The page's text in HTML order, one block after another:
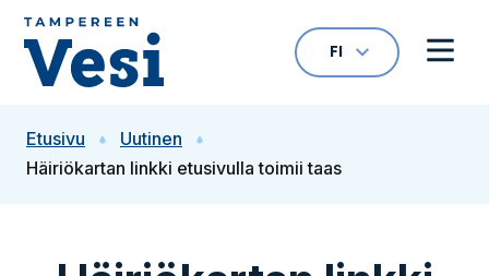
Siirry sisältöön
VALITTU KIELI:
FI
Avaa
Etusivu
Uutinen
Häiriökartan linkki etusivulla toimii taas